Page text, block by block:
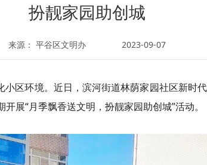
扮靓家园助创城
来源： 平谷区文明办 2023-09-07
小区环境。近日，滨河街道林荫家园社区新时
展“月季飘香送文明，扮靓家园助创城”活动。